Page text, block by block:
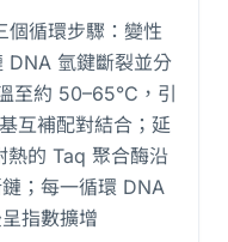
個循環步驟：變性
氫鍵斷裂並分
至約 50–65°C，引
互補配對結合；延
的 Taq 聚合酶沿
；每一循環 DNA
指數擴增